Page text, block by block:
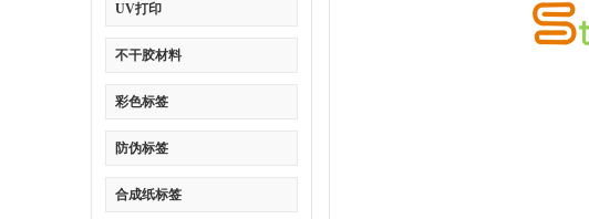
UV打印
不干胶材料
彩色标签
防伪标签
合成纸标签